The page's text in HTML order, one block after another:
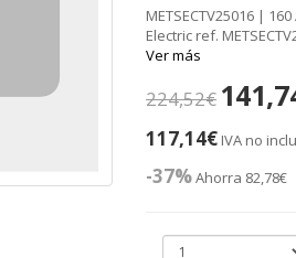
METSECTV25016 |
Electric ref.
Ver más
224,52€
117,14€ IVA no
-37%Ahorra 82,78€